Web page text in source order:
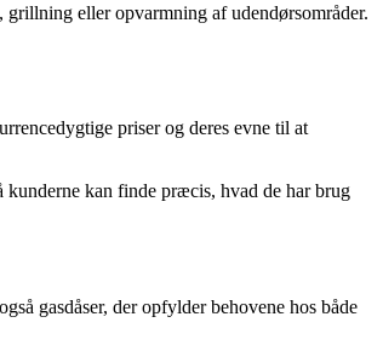
grillning eller opvarmning af udendørsområder.
priser og deres evne til at
kunderne kan finde præcis, hvad de har brug
gasdåser, der opfylder behovene hos både